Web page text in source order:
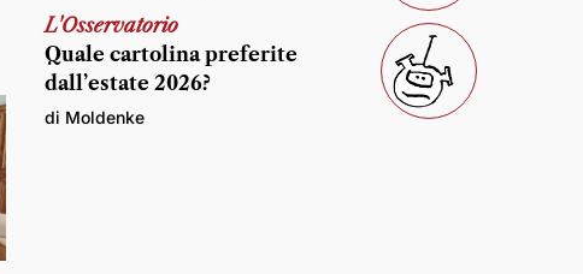
L'Osservatorio
Quale cartolina preferite
dall’estate 2026?
di Moldenke